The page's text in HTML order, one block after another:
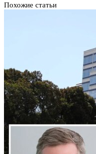
Похожие статьи